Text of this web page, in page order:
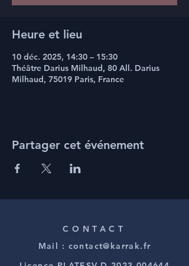
Heure et lieu
10 déc. 2025, 14:30 – 15:30
Théâtre Darius Milhaud, 80 All. Darius
Milhaud, 75019 Paris, France
Partager cet événement
CONTACT
Mail : contact@karrak.fr